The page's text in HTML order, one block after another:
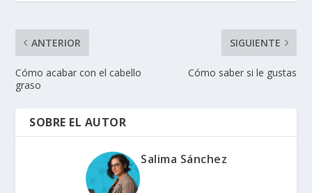
ANTERIOR
Cómo acabar con el cabello
graso
SIGUIENTE
Cómo saber si le gustas
SOBRE EL AUTOR
Salima Sánchez